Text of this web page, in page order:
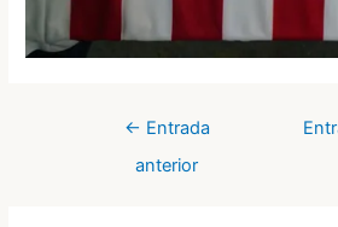
Navegación
← Entrada
anterior